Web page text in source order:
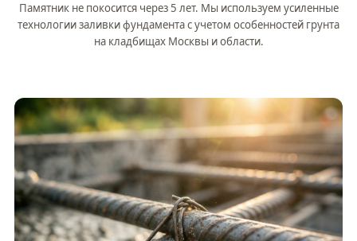
Памятник не покосится через 5 лет. Мы используем усиленные
технологии заливки фундамента с учетом особенностей грунта
на кладбищах Москвы и области.